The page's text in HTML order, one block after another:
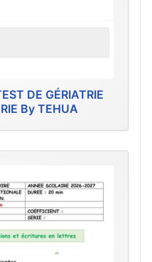
DE GÉRIATRIE
By TEHUA